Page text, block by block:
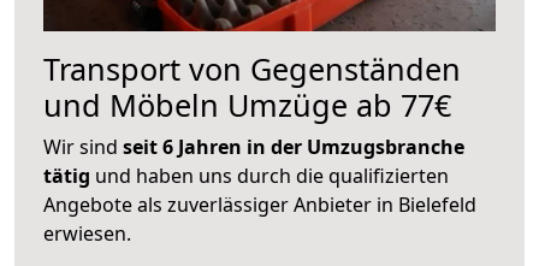
Transport von Gegenständen
und Möbeln Umzüge ab 77€
Wir sind seit 6 Jahren in der Umzugsbranche
tätig und haben uns durch die qualifizierten
Angebote als zuverlässiger Anbieter in Bielefeld
erwiesen.